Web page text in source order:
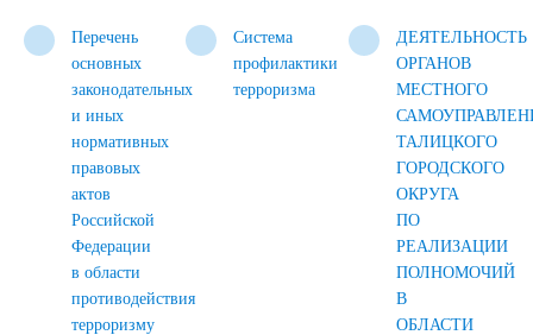
Перечень
основных
законодательных
и иных
нормативных
правовых
актов
Российской
Федерации
в области
противодействия
терроризму
Система
профилактики
терроризма
ДЕЯТЕЛЬНОСТЬ
ОРГАНОВ
МЕСТНОГО
ТАЛИЦКОГО
ГОРОДСКОГО
ОКРУГА
ПО
РЕАЛИЗАЦИИ
ПОЛНОМОЧИЙ
В
ОБЛАСТИ